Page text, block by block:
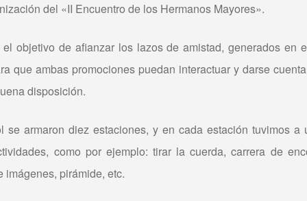
del «II Encuentro de los Hermanos Mayores».
objetivo de afianzar los lazos de amistad, generados en
que ambas promociones puedan interactuar y darse
disposición.
se armaron diez estaciones, y en cada estación tuvimos a
como por ejemplo: tirar la cuerda, carrera de
imágenes, pirámide, etc.